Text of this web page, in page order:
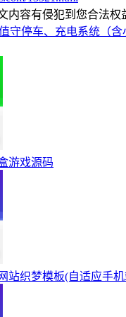
内容有侵犯到您合法权
守停车、充电系统（含
游戏源码
站织梦模板(自适应手